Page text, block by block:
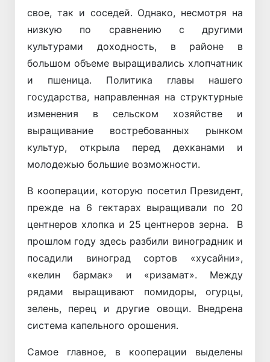
свое, так и соседей. Однако, несмотря на
низкую по сравнению с другими
культурами доходность, в районе в
большом объеме выращивались хлопчатник
и пшеница. Политика главы нашего
государства, направленная на структурные
изменения в сельском хозяйстве и
выращивание востребованных рынком
культур, открыла перед дехканами и
молодежью большие возможности.
В кооперации, которую посетил Президент,
прежде на 6 гектарах выращивали по 20
центнеров хлопка и 25 центнеров зерна. В
прошлом году здесь разбили виноградник и
посадили виноград сортов «хусайни»,
«келин бармак» и «ризамат». Между
рядами выращивают помидоры, огурцы,
зелень, перец и другие овощи. Внедрена
система капельного орошения.
Самое главное, в кооперации выделены